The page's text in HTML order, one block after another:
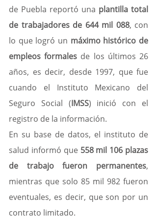
de Puebla reportó una plantilla total
de trabajadores de 644 mil 088, con
lo que logró un máximo histórico de
empleos formales de los últimos 26
años, es decir, desde 1997, que fue
cuando el Instituto Mexicano del
Seguro Social (IMSS) inició con el
registro de la información.
En su base de datos, el instituto de
salud informó que 558 mil 106 plazas
de trabajo fueron permanentes,
mientras que solo 85 mil 982 fueron
eventuales, es decir, que son por un
contrato limitado.